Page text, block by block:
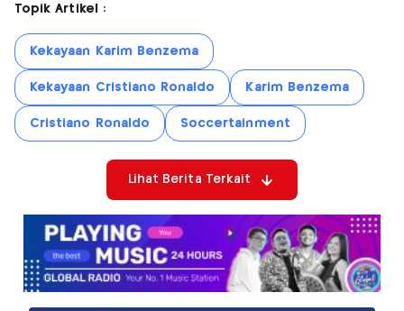
Topik Artikel :
Kekayaan Karim Benzema
Kekayaan Cristiano Ronaldo Karim Benzema
Cristiano Ronaldo Soccertainment
Lihat Berita Terkait